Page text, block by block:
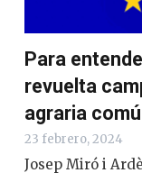
Para
revuelta
agraria
23 febrero, 2024
Josep Miró i